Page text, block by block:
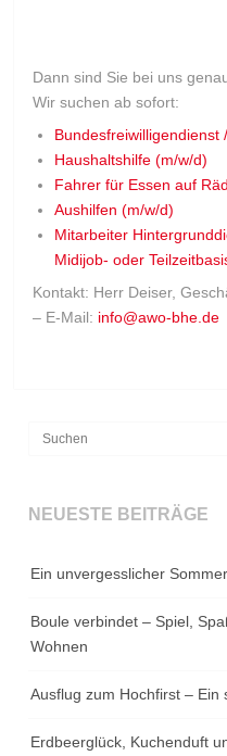
Dann sind Sie bei uns
Wir suchen ab sofort:
Bundesfreiwilligendienst
Haushaltshilfe (m/w/d)
Fahrer für Essen auf
Aushilfen (m/w/d)
Mitarbeiter
Midijob- oder
Kontakt: Herr Deiser,
– E-Mail: info@awo-bhe.de
NEUESTE BEITRÄGE
Ein unvergesslicher
Boule verbindet – Spiel,
Wohnen
Ausflug zum Hochfirst – Ein
Erdbeerglück, Kuchenduft